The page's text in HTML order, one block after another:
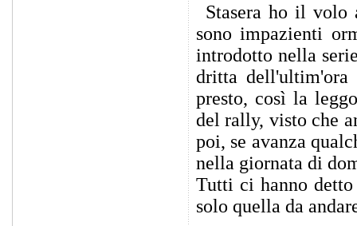
Stasera ho il
sono impazienti
introdotto nella
dritta dell'ultim'ora
presto, così la
del rally, visto che
poi, se avanza
nella giornata di
Tutti ci hanno
solo quella da